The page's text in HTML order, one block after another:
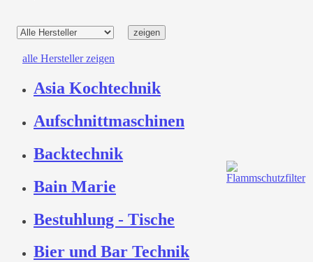
alle Hersteller zeigen
Asia Kochtechnik
Aufschnittmaschinen
Backtechnik
Bain Marie
Bestuhlung - Tische
Bier und Bar Technik